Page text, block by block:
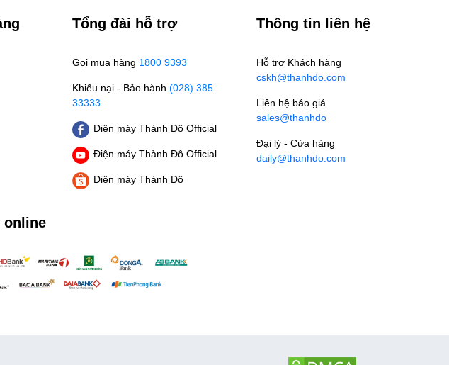
Tổng đài hỗ trợ
Gọi mua hàng 1800 9393
Khiếu nại - Bảo hành (028) 385
33333
Điện máy Thành Đô Official
Điện máy Thành Đô Official
Điên máy Thành Đô
Thông tin liên hệ
Hỗ trợ Khách hàng
cskh@thanhdo.com
Liên hệ báo giá
sales@thanhdo
Đại lý - Cửa hàng
daily@thanhdo.com
online